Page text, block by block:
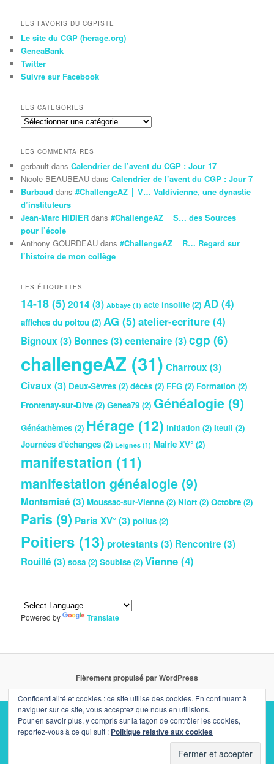
LES FAVORIS DU CGPISTE
Le site du CGP (herage.org)
GeneaBank
Twitter
Suivre sur Facebook
LES CATÉGORIES
Les
LES COMMENTAIRES
gerbault dansCalendrier de l’avent du CGP : Jour 17
Nicole BEAUBEAU dansCalendrier de l’avent du CGP : Jour 7
Burbaud dans#ChallengeAZ │ V… Valdivienne, une dynastie
d’instituteurs
Jean-Marc HIDIER dans#ChallengeAZ │ S… des Sources
pour l’école
Anthony GOURDEAU dans#ChallengeAZ │ R… Regard sur
l’histoire de mon collège
LES ÉTIQUETTES
14-18(5)2014 (3) Abbaye (1) acte insolite (2) AD (4)
affiches du poitou (2) AG (5)atelier-ecriture (4)
Bignoux (3) Bonnes (3)centenaire (3)cgp (6)
challengeAZ (31) Charroux (3)
Civaux (3) Deux-Sèvres (2) décès (2) FFG (2) Formation (2)
Frontenay-sur-Dive (2) Genea79 (2) Généalogie(9)
Généathèmes (2) Hérage (12) initiation (2) Iteuil (2)
Journées d'échanges (2) Leignes (1) Mairie XV° (2)
manifestation (11)
manifestation généalogie(9)
Montamisé (3) Moussac-sur-Vienne (2) Niort (2) Octobre (2)
Paris (9) Paris XV°(3) poilus (2)
Poitiers (13) protestants (3) Rencontre (3)
Rouillé (3) sosa (2) Soubise (2) Vienne (4)
Powered by Translate
Fièrement propulsé par WordPress
Confidentialité et cookies : ce site utilise des cookies. En continuant à
naviguer sur ce site, vous acceptez que nous en utilisions.
Pour en savoir plus, y compris sur la façon de contrôler les cookies,
reportez-vous à ce qui suit : Politique relative aux cookies